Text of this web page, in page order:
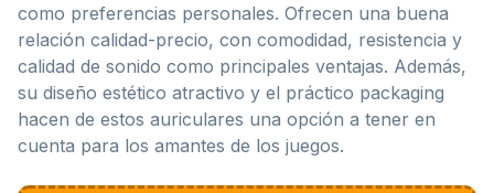
como preferencias personales. Ofrecen una buena
relación calidad-precio, con comodidad, resistencia y
calidad de sonido como principales ventajas. Además,
su diseño estético atractivo y el práctico packaging
hacen de estos auriculares una opción a tener en
cuenta para los amantes de los juegos.